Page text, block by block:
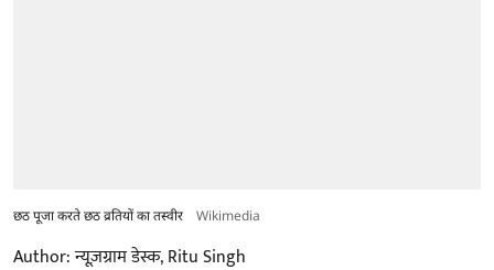
छठ पूजा करते छठ व्रतियों का तस्वीर Wikimedia
Author:न्यूज़ग्राम डेस्क,Ritu Singh